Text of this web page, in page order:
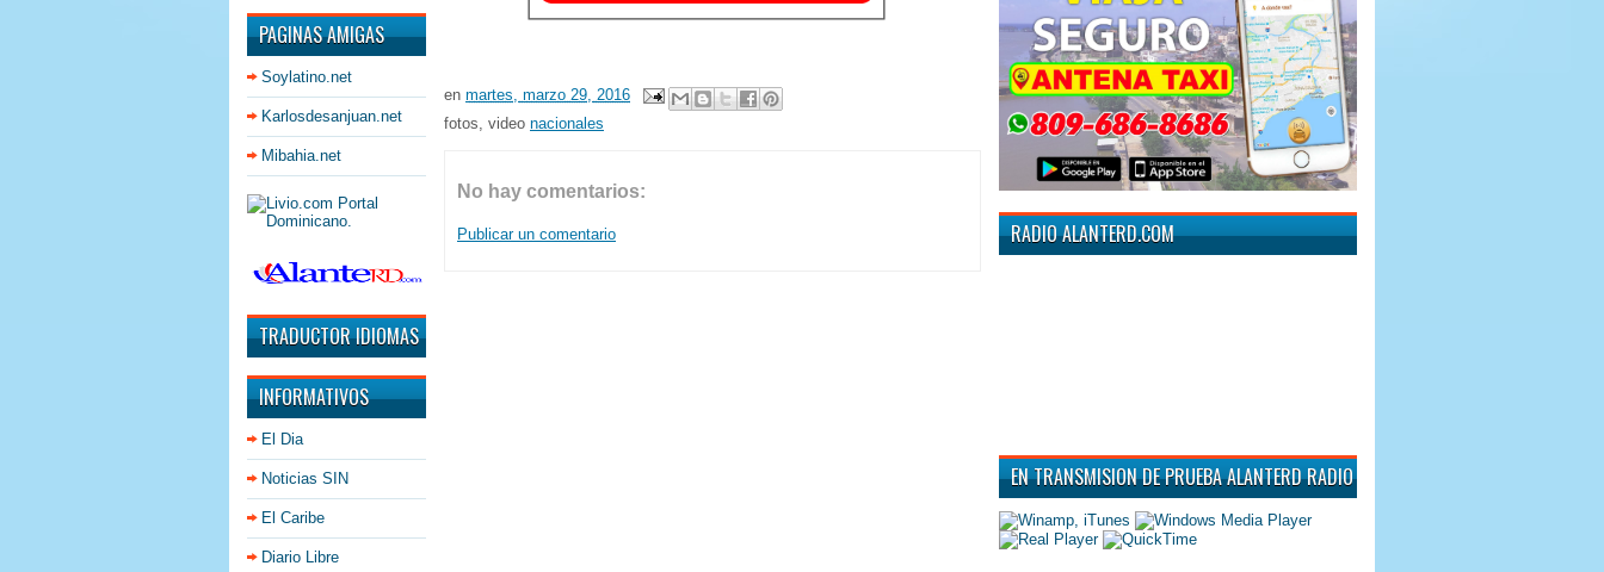
PAGINAS AMIGAS
Soylatino.net
Karlosdesanjuan.net
Mibahia.net
TRADUCTOR IDIOMAS
INFORMATIVOS
El Dia
Noticias SIN
El Caribe
Diario Libre
en martes, marzo 29, 2016
fotos, video nacionales
No hay comentarios:
Publicar un comentario RADIO ALANTERD.COM
EN TRANSMISION DE PRUEBA ALANTERD RADIO